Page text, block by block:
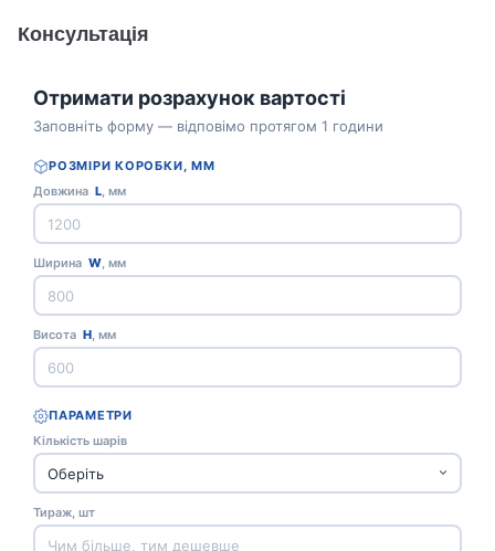
Консультація
Отримати розрахунок вартості
Заповніть форму — відповімо протягом 1 години
РОЗМІРИ КОРОБКИ, ММ
Довжина L, мм
Ширина W, мм
Висота H, мм
ПАРАМЕТРИ
Кількість шарів
Тираж, шт